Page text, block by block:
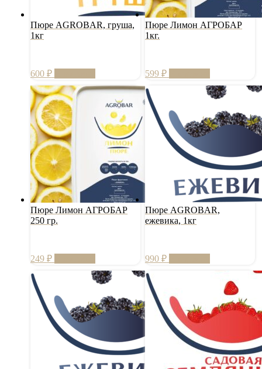
Пюре AGROBAR, груша,
1кг
600 ₽
Пюре Лимон АГРОБАР
1кг.
599 ₽
Пюре Лимон АГРОБАР
250 гр.
249 ₽
Пюре AGROBAR,
ежевика, 1кг
990 ₽